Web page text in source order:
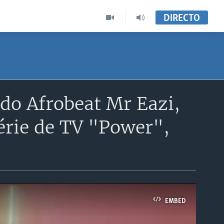
DIRECTO
Afrobeat Mr Eazi,
de TV "Power",
EMBED